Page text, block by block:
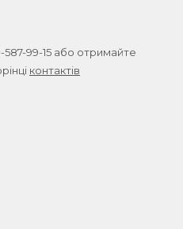
587-99-15 або отримайте
контактів